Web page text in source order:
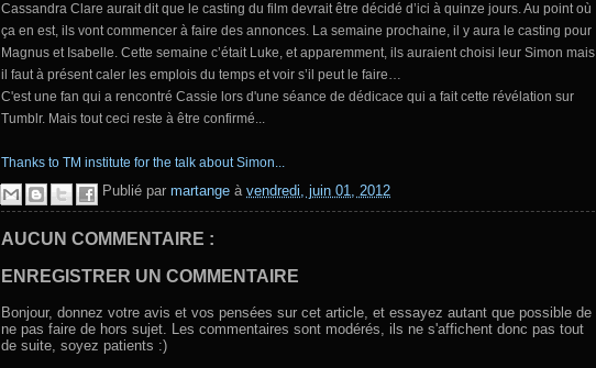
Cassandra Clare aurait dit que le casting du film devrait être décidé d’ici à quinze jours. Au point où
ça en est, ils vont commencer à faire des annonces. La semaine prochaine, il y aura le casting pour
Magnus et Isabelle. Cette semaine c’était Luke, et apparemment, ils auraient choisi leur Simon mais
il faut à présent caler les emplois du temps et voir s’il peut le faire…
C'est une fan qui a rencontré Cassie lors d'une séance de dédicace qui a fait cette révélation sur
Tumblr. Mais tout ceci reste à être confirmé...
Thanks to TM institute for the talk about Simon...
Publié par martange à vendredi, juin 01, 2012
AUCUN COMMENTAIRE :
ENREGISTRER UN COMMENTAIRE
Bonjour, donnez votre avis et vos pensées sur cet article, et essayez autant que possible de
ne pas faire de hors sujet. Les commentaires sont modérés, ils ne s'affichent donc pas tout
de suite, soyez patients :)